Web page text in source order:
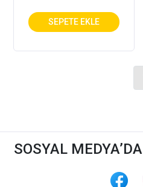
SOSYAL MEDYA’DA